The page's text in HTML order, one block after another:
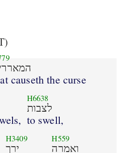
causeth the curse
H6638
לצבות
to swell,
H3409
ירך
H559
ואמרה